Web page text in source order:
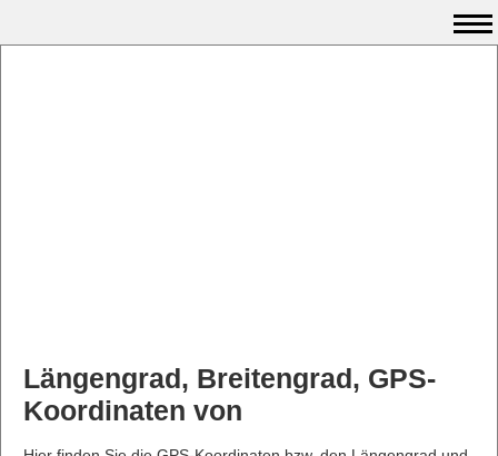
Längengrad, Breitengrad, GPS-
Koordinaten von